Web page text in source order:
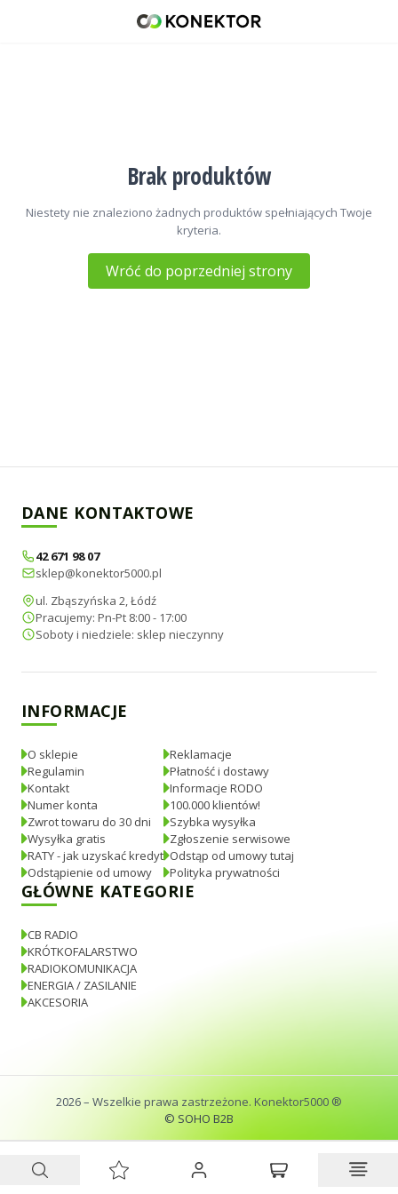
Brak produktów
Niestety nie znaleziono żadnych produktów spełniających Twoje
kryteria.
Wróć do poprzedniej strony
DANE KONTAKTOWE
42 671 98 07
sklep@konektor5000.pl
ul. Zbąszyńska 2, Łódź
Pracujemy: Pn-Pt 8:00 - 17:00
Soboty i niedziele: sklep nieczynny
INFORMACJE
O sklepie
Regulamin
Kontakt
Numer konta
Zwrot towaru do 30 dni
Wysyłka gratis
RATY - jak uzyskać kredyt
Odstąpienie od umowy
Reklamacje
Płatność i dostawy
Informacje RODO
100.000 klientów!
Szybka wysyłka
Zgłoszenie serwisowe
Odstąp od umowy tutaj
Polityka prywatności
GŁÓWNE KATEGORIE
CB RADIO
KRÓTKOFALARSTWO
RADIOKOMUNIKACJA
ENERGIA / ZASILANIE
AKCESORIA
2026– Wszelkie prawa zastrzeżone. Konektor5000 ®
© SOHO B2B